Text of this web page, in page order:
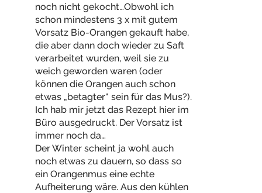
noch nicht gekocht…Obwohl ich
schon mindestens 3 x mit gutem
Vorsatz Bio-Orangen gekauft habe,
die aber dann doch wieder zu Saft
verarbeitet wurden, weil sie zu
weich geworden waren (oder
können die Orangen auch schon
etwas „betagter“ sein für das Mus?).
Ich hab mir jetzt das Rezept hier im
Büro ausgedruckt. Der Vorsatz ist
immer noch da…
Der Winter scheint ja wohl auch
noch etwas zu dauern, so dass so
ein Orangenmus eine echte
Aufheiterung wäre. Aus den kühlen